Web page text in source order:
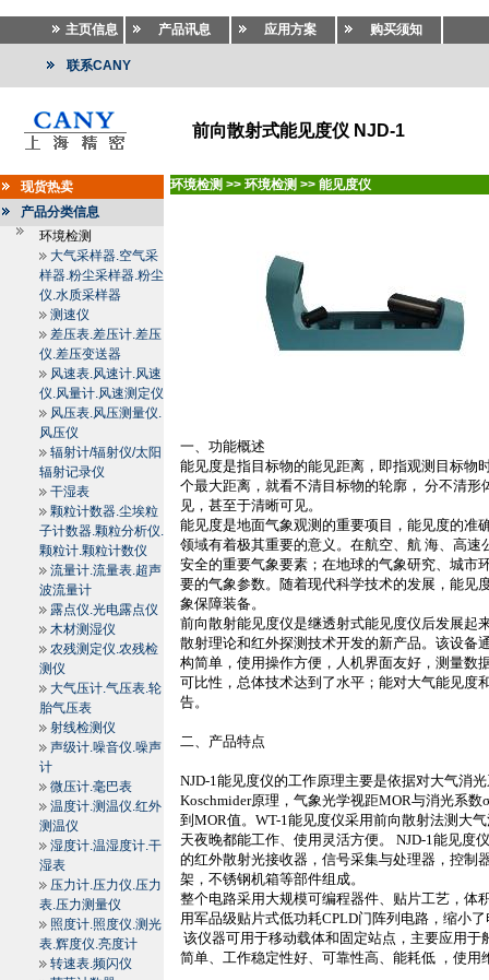
主页信息 产品讯息 应用方案 购买须知
联系CANY
前向散射式能见度仪 NJD-1
现货热卖
产品分类信息
环境检测
大气采样器.空气采
样器.粉尘采样器.粉尘
仪.水质采样器
测速仪
差压表.差压计.差压
仪.差压变送器
风速表.风速计.风速
仪.风量计.风速测定仪
风压表.风压测量仪.
风压仪
辐射计/辐射仪/太阳
辐射记录仪
干湿表
颗粒计数器.尘埃粒
子计数器.颗粒分析仪.
颗粒计.颗粒计数仪
流量计.流量表.超声
波流量计
露点仪.光电露点仪
木材测湿仪
农残测定仪.农残检
测仪
大气压计.气压表.轮
胎气压表
射线检测仪
声级计.噪音仪.噪声
计
微压计.毫巴表
温度计.测温仪.红外
测温仪
湿度计.温湿度计.干
湿表
压力计.压力仪.压力
表.压力测量仪
照度计.照度仪.测光
表.辉度仪.亮度计
转速表.频闪仪
环境检测 >> 环境检测 >> 能见度仪
一、功能概述
能见度是指目标物的能见距离，即指观测目标物
个最大距离，就看不清目标物的轮廓， 分不清形
见，甚至于清晰可见。
能见度是地面气象观测的重要项目，能见度的准
领域有着极其重要的意义。在航空、航 海、高
安全的重要气象要素；在地球的气象研究、城市
要的气象参数。随着现代科学技术的发展，能见
象保障装备。
前向散射能见度仪是继透射式能见度仪后发展起
散射理论和红外探测技术开发的新产品。该设备
构简单，使用操作方便，人机界面友好，测量数
可比性，总体技术达到了水平；能对大气能见度
告。
二、产品特点
NJD-1能见度仪的工作原理主要是依据对大气消
Koschmider原理，气象光学视距MOR与消光系数
到MOR值。WT-1能见度仪采用前向散射法测大
天夜晚都能工作、使用灵活方便。
NJD-1能见度
的红外散射光接收器，信号采集与处理器，控制
架，不锈钢机箱等部件组成。
整个电路采用大规模可编程器件、贴片工艺，体
用军品级贴片式低功耗CPLD门阵列电路，缩小
该仪器可用于移动载体和固定站点，主要应用
简单、工作稳定性好、可靠性高、能耗低 ，使用